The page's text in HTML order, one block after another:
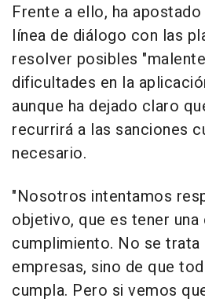
Frente a ello, ha
línea de diálogo con las
resolver posibles
dificultades en la
aunque ha dejado claro
recurrirá a las sanciones
necesario.
"Nosotros intentamos
objetivo, que es tener una
cumplimiento. No se trata
empresas, sino de que
cumpla. Pero si vemos